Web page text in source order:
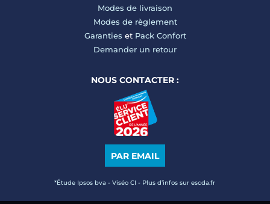
Modes de livraison
Modes de règlement
Garanties et Pack Confort
Demander un retour
NOUS CONTACTER :
PAR EMAIL
*Étude Ipsos bva - Viséo CI - Plus d’infos sur escda.fr